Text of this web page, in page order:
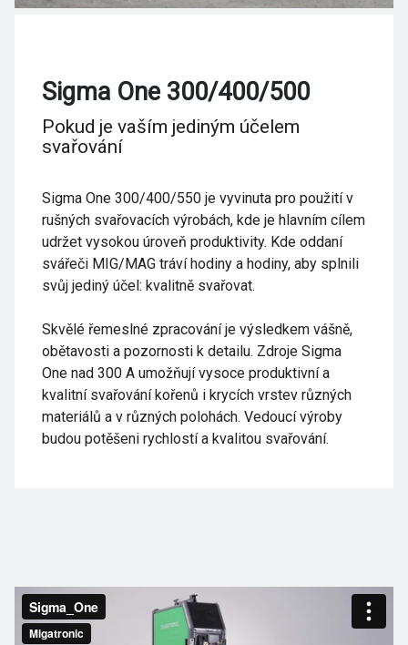
Sigma One 300/400/500
Pokud je vaším jediným účelem
svařování
Sigma One 300/400/550 je vyvinuta pro použití v
rušných svařovacích výrobách, kde je hlavním cílem
udržet vysokou úroveň produktivity. Kde oddaní
svářeči MIG/MAG tráví hodiny a hodiny, aby splnili
svůj jediný účel: kvalitně svařovat.
Skvělé řemeslné zpracování je výsledkem vášně,
obětavosti a pozornosti k detailu. Zdroje Sigma
One nad 300 A umožňují vysoce produktivní a
kvalitní svařování kořenů i krycích vrstev různých
materiálů a v různých polohách. Vedoucí výroby
budou potěšeni rychlostí a kvalitou svařování.